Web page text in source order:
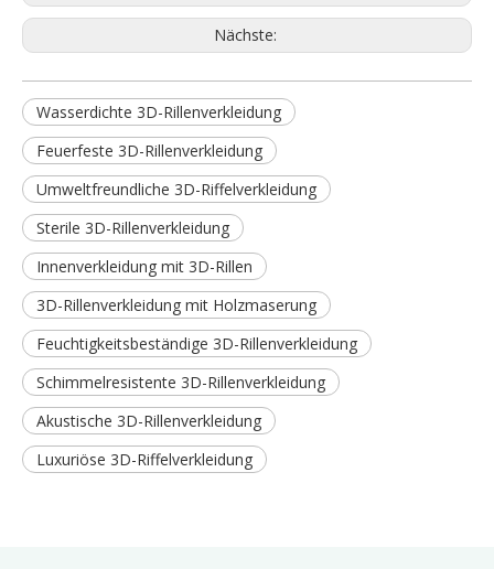
Nächste:
Wasserdichte 3D-Rillenverkleidung
Feuerfeste 3D-Rillenverkleidung
Umweltfreundliche 3D-Riffelverkleidung
Sterile 3D-Rillenverkleidung
Innenverkleidung mit 3D-Rillen
3D-Rillenverkleidung mit Holzmaserung
Feuchtigkeitsbeständige 3D-Rillenverkleidung
Schimmelresistente 3D-Rillenverkleidung
Akustische 3D-Rillenverkleidung
Luxuriöse 3D-Riffelverkleidung